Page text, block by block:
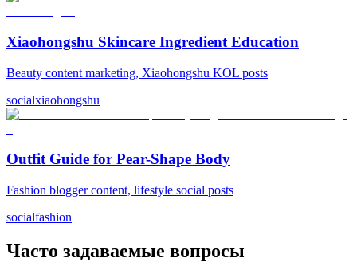
Xiaohongshu Skincare Ingredient Education
Beauty content marketing, Xiaohongshu KOL posts
socialxiaohongshu
Outfit Guide for Pear-Shape Body
Fashion blogger content, lifestyle social posts
socialfashion
Часто задаваемые вопросы